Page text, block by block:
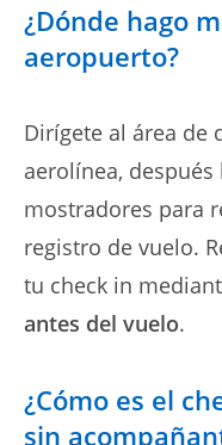
¿Dónde hago
aeropuerto?
Dirígete al área de
aerolínea,
mostradores para
registro de vuelo.
tu check in
antes del vuelo.
¿Cómo es el
sin